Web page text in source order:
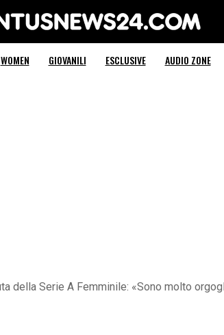
Juventus News 24
WOMEN GIOVANILI ESCLUSIVE AUDIO ZONE
della Serie A Femminile: «Sono molto